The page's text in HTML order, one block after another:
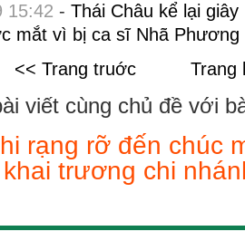
15:42 - Thái Châu kể lại
mắt vì bị ca sĩ Nhã Phương
<< Trang truớc
Trang
viết cùng chủ đề với
rạng rỡ đến chúc
trương chi